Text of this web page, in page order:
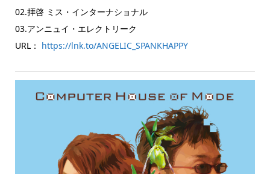
02.拝啓 ミス・インターナショナル
03.アンニュイ・エレクトリーク
URL： https://lnk.to/ANGELIC_SPANKHAPPY